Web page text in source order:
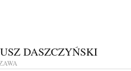
DASZCZYŃSKI